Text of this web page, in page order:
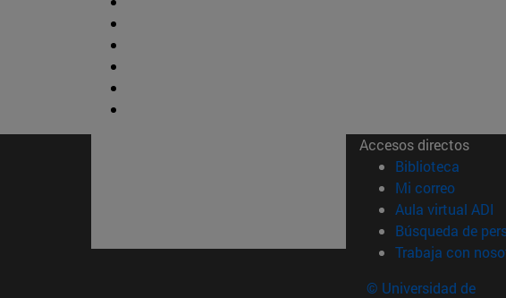
Accesos directos
Biblioteca (abre
Mi correo(abre
Aula virtual ADI
Búsqueda de
Trabaja con
© Universidad de